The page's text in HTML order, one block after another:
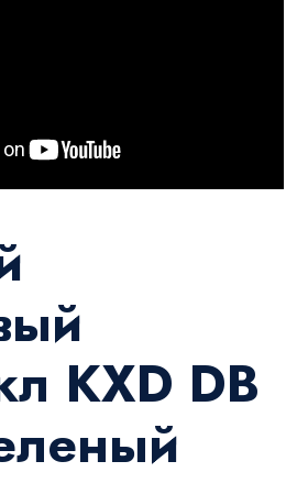
KXD DB